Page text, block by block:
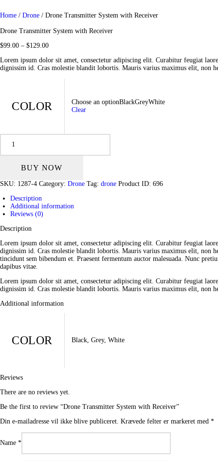
Home / Drone / Drone Transmitter System with Receiver
Drone Transmitter System with Receiver
$99.00 – $129.00
Lorem ipsum dolor sit amet, consectetur adipiscing elit. Curabitur feugiat
dignissim id. Cras molestie blandit lobortis. Mauris varius maximus elit, non
COLOR Choose an optionBlackGreyWhite
Clear
Transmitter
ReceiverBUY NOW
SKU: 1287-4 Category: Drone Tag: drone Product ID: 696
Description
Additional information
Reviews (0)
Description
Lorem ipsum dolor sit amet, consectetur adipiscing elit. Curabitur feugiat
dignissim id. Cras molestie blandit lobortis. Mauris varius maximus elit, non
tincidunt sem bibendum et. Praesent fermentum auctor malesuada. Nunc
dapibus vitae.
Lorem ipsum dolor sit amet, consectetur adipiscing elit. Curabitur feugiat
dignissim id. Cras molestie blandit lobortis. Mauris varius maximus elit, non
Additional information
COLOR Black, Grey, White
Reviews
There are no reviews yet.
Be the first to review “Drone Transmitter System with Receiver”
Din e-mailadresse vil ikke blive publiceret. Krævede felter er markeret med *
Name *